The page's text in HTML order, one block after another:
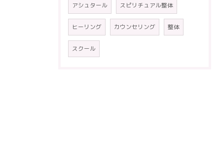
アシュタール スピリチュアル整体
ヒーリング カウンセリング 整体
スクール